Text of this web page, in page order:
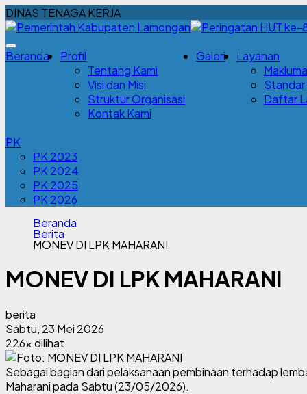
DINAS TENAGA KERJA
Beranda
Profil
Tentang Kami
Visi dan Misi
Struktur Organisasi
Kontak Kami
Galeri
Layanan
Standar
Daftar
PK
PK 2023
PK 2024
PK 2025
PK 2026
Beranda
Berita
MONEV DI LPK MAHARANI
MONEV DI LPK MAHARANI
berita
Sabtu, 23 Mei 2026
226x dilihat
Sebagai bagian dari pelaksanaan pembinaan terhadap
Maharani pada Sabtu (23/05/2026).